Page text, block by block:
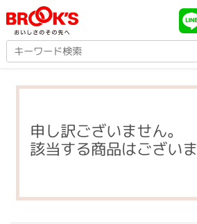
申し訳ございません。
該当する商品はござい